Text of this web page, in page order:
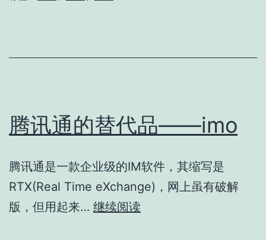
发
腾讯通的替代品——imo
腾讯通是一款企业级的IM软件，其缩写是
RTX(Real Time eXchange)，网上虽有破解
版，但用起来… 继续阅读